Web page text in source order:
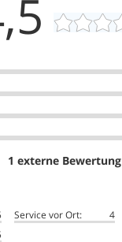
1 externe Bewertung
Service vor Ort: 4